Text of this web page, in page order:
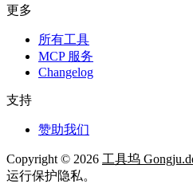
更多
所有工具
MCP 服务
Changelog
支持
赞助我们
Copyright © 2026 工具坞
运行保护隐私。